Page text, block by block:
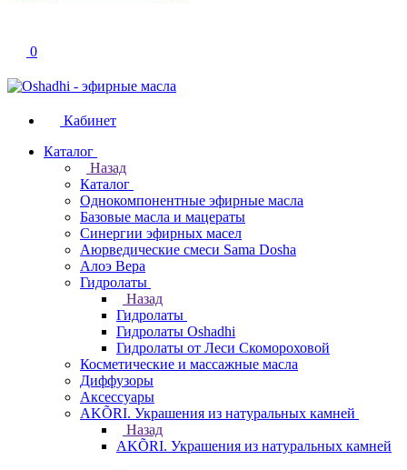
0
Кабинет
Каталог
Назад
Каталог
Однокомпонентные эфирные масла
Базовые масла и мацераты
Синергии эфирных масел
Аюрведические смеси Sama Dosha
Алоэ Вера
Гидролаты
Назад
Гидролаты
Гидролаты Oshadhi
Гидролаты от Леси Скомороховой
Косметические и массажные масла
Диффузоры
Аксессуары
AKÕRI. Украшения из натуральных камней
Назад
AKÕRI. Украшения из натуральных камней